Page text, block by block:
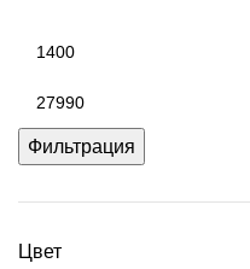
Фильтрация
Цвет